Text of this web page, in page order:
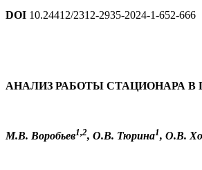
DOI 10.24412/2312-2935-2024-1-652-666
АНАЛИЗ РАБОТЫ СТАЦИОНАРА
М.В. Воробьев1,2, О.В. Тюрина1, О.В.